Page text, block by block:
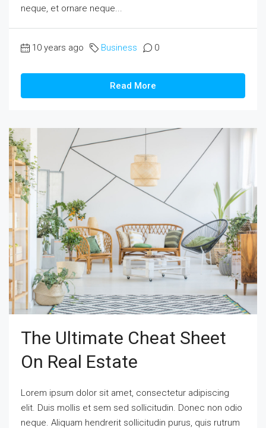
neque, et ornare neque...
10 years ago Business 0
Read More
The Ultimate Cheat Sheet
On Real Estate
Lorem ipsum dolor sit amet, consectetur adipiscing
elit. Duis mollis et sem sed sollicitudin. Donec non odio
neque. Aliquam hendrerit sollicitudin purus, quis rutrum